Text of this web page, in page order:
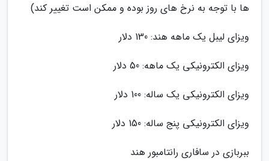
ها با توجه به نرخ های روز بوده و ممکن است تغییر کند)
ویزای لیبل یک ماهه هند: 130 دلار
ویزای الکترونیکی یک ماهه: 50 دلار
ویزای الکترونیکی یک ساله: 100 دلار
ویزای الکترونیکی پنج ساله: 150 دلار
ببربازی در سافاری رانتامبور هند